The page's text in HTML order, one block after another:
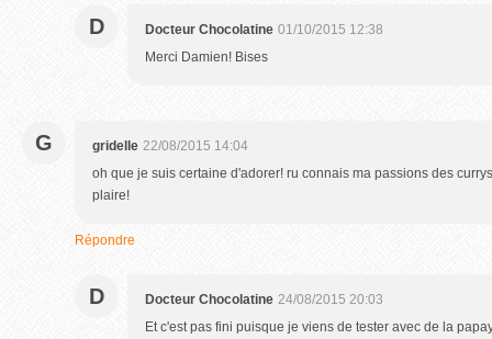
D Docteur Chocolatine 01/10/2015 12:38
Merci Damien! Bises
G gridelle 22/08/2015 14:04
oh que je suis certaine d'adorer! ru connais ma passions des
plaire!
Répondre
D Docteur Chocolatine 24/08/2015 20:03
Et c'est pas fini puisque je viens de tester avec de la